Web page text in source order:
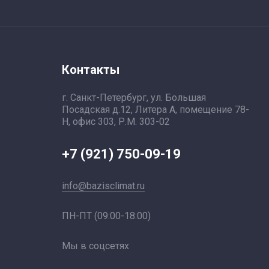
Контакты
г. Санкт-Петербург, ул. Большая
Посадская д.12, Литера А, помещение 78-
Н, офис 303, Р.М. 303-02
+7 (921) 750-09-19
info@bazisclimat.ru
ПН-ПТ (09:00-18:00)
Мы в соцсетях